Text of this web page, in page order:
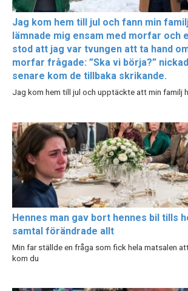
Jag kom hem till jul och fann min
lämnade mig ensam med morfar och
stod att jag var tvungen att ta hand
morfar frågade: ”Ska vi börja?”
senare kom de tillbaka skrikande.
Jag kom hem till jul och upptäckte att min familj
Hennes man gav bort hennes bil tills
samtal förändrade allt
Min far ställde en fråga som fick hela matsalen
kom du